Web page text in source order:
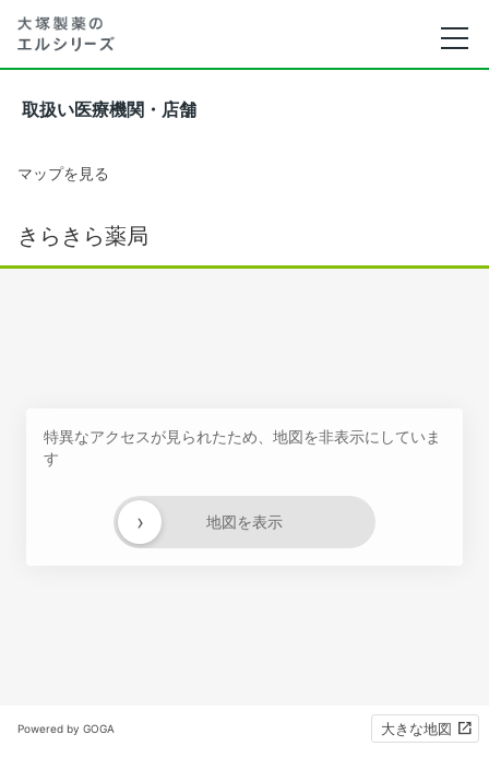
取扱い医療機関・店舗
マップを見る
きらきら薬局
特異なアクセスが見られたため、地図を非表示にしていま
す
地図を表示
›
Powered by GOGA 大きな地図